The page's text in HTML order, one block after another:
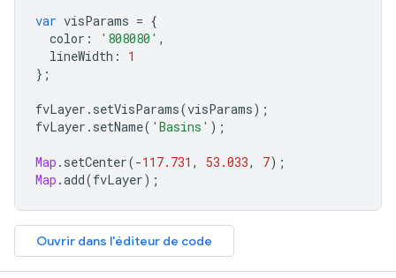
var visParams = {
color : '808080' ,
lineWidth :
1
};
fvLayer . setVisParams(visParams);
fvLayer . setName( 'Basins' );
Map . setCenter(-117.731 , 53.033, 7);
Map .add(fvLayer);
Ouvrir dans l'éditeur de code